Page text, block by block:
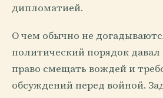
дипломатией.
О чем обычно не
политический порядок
право смещать вождей и
обсуждений перед войной.